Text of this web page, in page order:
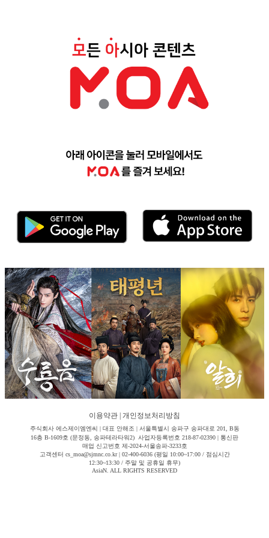
이용약관 개인정보처리방침
주식회사 에스제이엠엔씨 | 대표 안해조 | 서울특별시 송파구 송파대로 201, B동
16층 B-1609호 (문정동, 송파테라타워2) 사업자등록번호 218-87-02390 | 통신판
매업 신고번호 제-2024-서울송파-3233호
고객센터 cs_moa@sjmnc.co.kr | 02-400-6036 (평일 10:00~17:00 / 점심시간
12:30~13:30 / 주말 및 공휴일 휴무)
AsiaN. ALL RIGHTS RESERVED